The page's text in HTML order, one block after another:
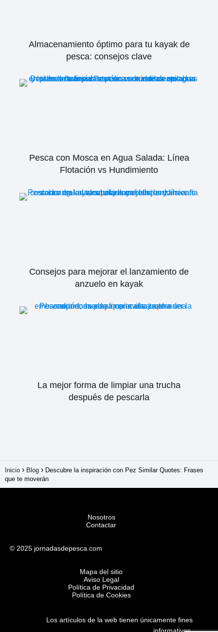
Almacenamiento óptimo para tu kayak de
pesca: consejos clave
Pesca con Mosca en Agua Salada: Línea
Flotación vs Hundimiento
Consejos para mejorar el lanzamiento de
anzuelo en kayak
La mejor forma de limpiar una trucha
después de pescarla
Inicio Blog
Descubre la inspiración con Pez Similar Quotes: Frases
que te moverán
Nosotros
Contactar
© 2025 jornadasdepesca.com
Mapa del sitio
Aviso Legal
Política de Privacidad
Política de Cookies
Los artículos de la web tienen únicamente fines